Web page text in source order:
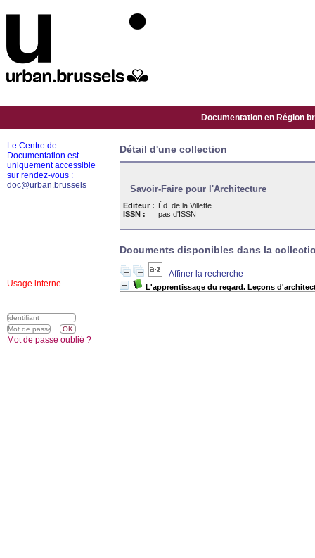
Documentation en Région
Détail d'une collection
Savoir-Faire pour l'Architecture
Editeur : Éd. de la Villette
ISSN :
pas d'ISSN
Documents disponibles dans la
Affiner la recherche
L'apprentissage du regard. Leçons
Le Centre de
Documentation est
uniquement accessible
sur rendez-vous :
doc@urban.brussels
Usage interne
Mot de passe oublié ?